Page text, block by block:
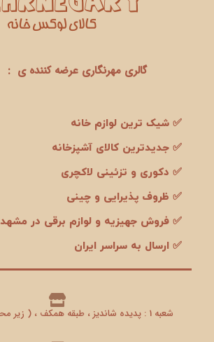
گالری مهرنگاری عرضه کننده ی :
✅ شیک ترین لوازم خانه
✅ جدیدترین کالای آشپزخانه
✅ دکوری و تزئینی لاکچری
✅ ظروف پذیرایی و چینی
✅ فروش جهیزیه و لوازم برقی در مشهد
✅ ارسال به سراسر ایران
شعبه 1 : پدیده شاندیز ، طبقه همکف ، ( زیر محوطه فودکورت )